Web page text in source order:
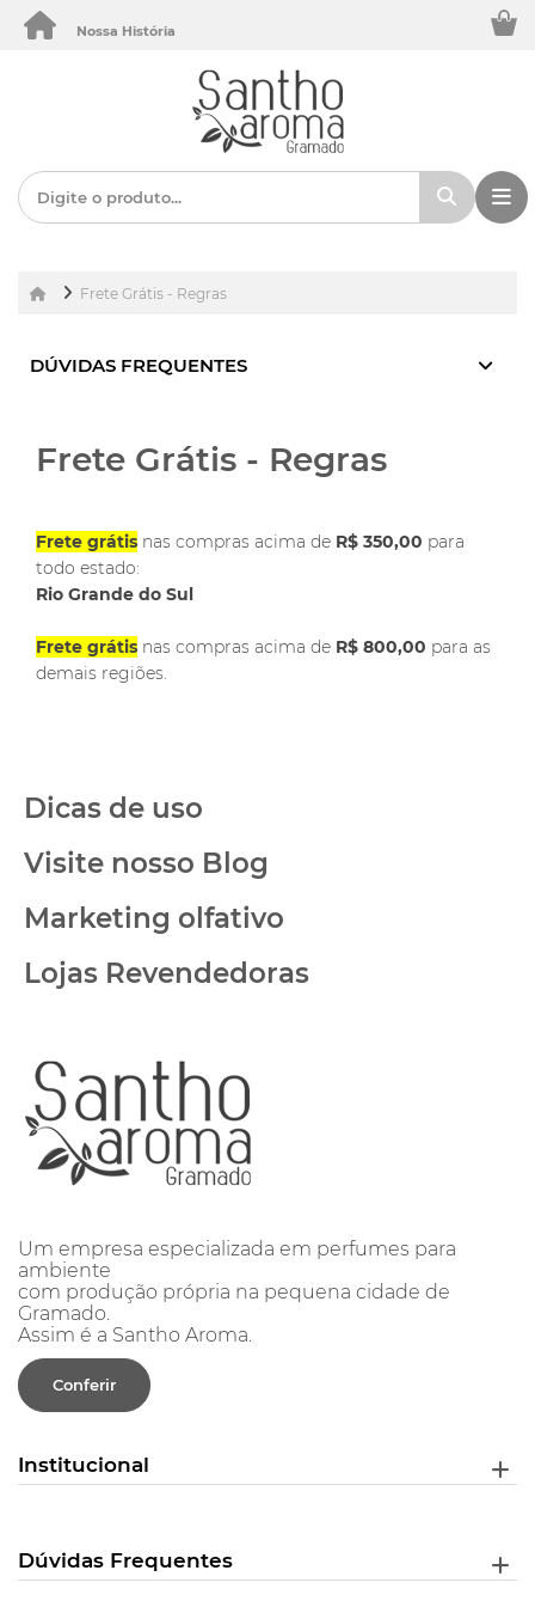
Nossa História
Frete Grátis - Regras
DÚVIDAS FREQUENTES
Frete Grátis - Regras
Frete grátis nas compras acima de R$ 350,00 para
todo estado:
Rio Grande do Sul
Frete grátis nas compras acima de R$ 800,00 para as
demais regiões.
Dicas de uso
Visite nosso Blog
Marketing olfativo
Lojas Revendedoras
Um empresa especializada em perfumes para
ambiente
com produção própria na pequena cidade de
Gramado.
Assim é a Santho Aroma.
Conferir
Institucional
Dúvidas Frequentes